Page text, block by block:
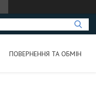
ПОВЕРНЕННЯ ТА ОБМІН